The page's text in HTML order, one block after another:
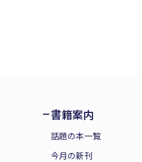
書籍案内
話題の本一覧
今月の新刊